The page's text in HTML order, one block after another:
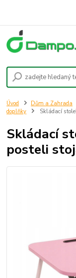
Úvod Dům a Zahrada
doplňky
Skládací
Skládací
posteli